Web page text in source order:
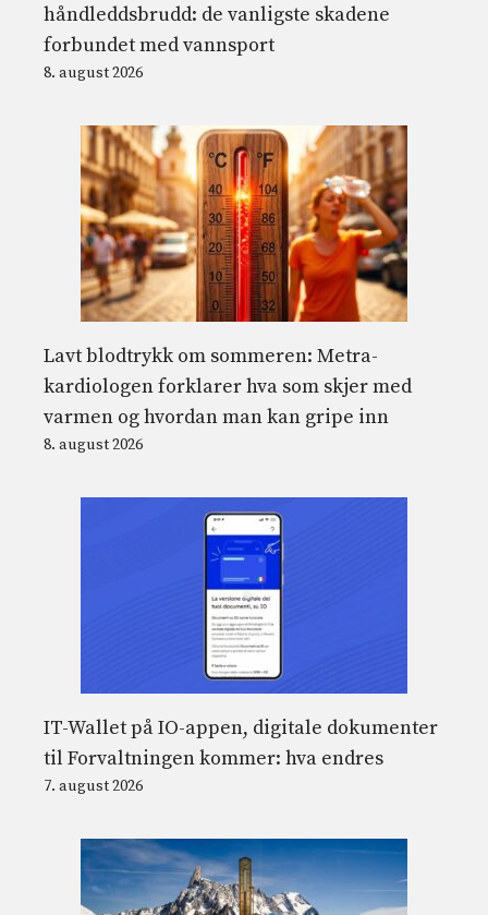
håndleddsbrudd: de vanligste skadene
forbundet med vannsport
8. august 2026
Lavt blodtrykk om sommeren: Metra-
kardiologen forklarer hva som skjer med
varmen og hvordan man kan gripe inn
8. august 2026
IT-Wallet på IO-appen, digitale dokumenter
til Forvaltningen kommer: hva endres
7. august 2026